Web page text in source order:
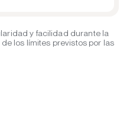
y facilidad durante la
los límites previstos por las